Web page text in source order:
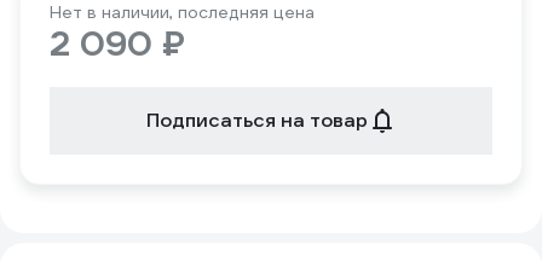
Нет в наличии, последняя цена
2 090 ₽
Подписаться на товар